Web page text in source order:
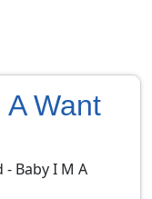
Want
- Baby I M A